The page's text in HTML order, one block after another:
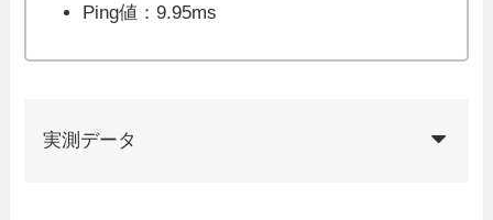
Ping値：9.95ms
実測データ